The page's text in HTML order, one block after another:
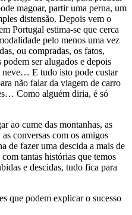
magoar, partir uma perna, um
distensão. Depois vem o
Portugal estima-se que cerca
pelo menos uma vez
ou compradas, os fatos,
podem ser alugados e depois
neve… E tudo isto pode custar
não falar da viagem de carro
Como alguém diria, é só
ao cume das montanhas, as
conversas com os amigos
de fazer uma descida a mais de
com tantas histórias que temos
e descidas, tudo fica para
que podem explicar o sucesso